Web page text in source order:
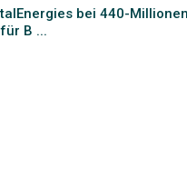
bei 440-
B ...